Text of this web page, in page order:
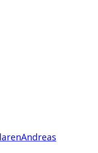
Andreas